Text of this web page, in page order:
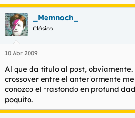
_Memnoch_
Clásico
10 Abr 2009
Al que da título al post, obviamente.
crossover entre el anteriormente
conozco el trasfondo en
poquito.